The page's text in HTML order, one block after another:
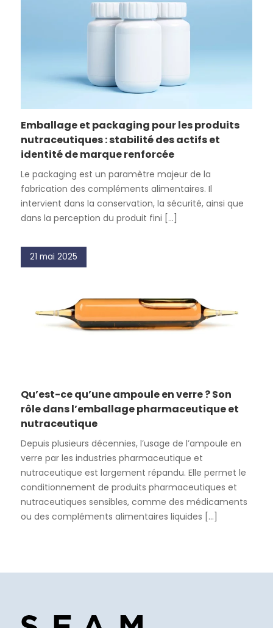
Emballage et packaging pour les produits
nutraceutiques : stabilité des actifs et
identité de marque renforcée
Le packaging est un paramètre majeur de la
fabrication des compléments alimentaires. Il
intervient dans la conservation, la sécurité, ainsi que
dans la perception du produit fini [...]
Qu’est-ce qu’une ampoule en verre ? Son
rôle dans l’emballage pharmaceutique et
nutraceutique
Depuis plusieurs décennies, l’usage de l’ampoule en
verre par les industries pharmaceutique et
nutraceutique est largement répandu. Elle permet le
conditionnement de produits pharmaceutiques et
nutraceutiques sensibles, comme des médicaments
ou des compléments alimentaires liquides [...]
21 mai 2025